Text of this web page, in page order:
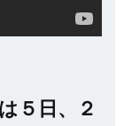
５日、２